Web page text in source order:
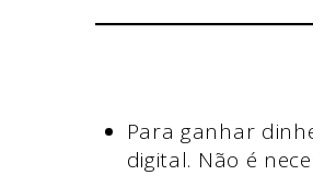
Para ganhar
digital. Não é